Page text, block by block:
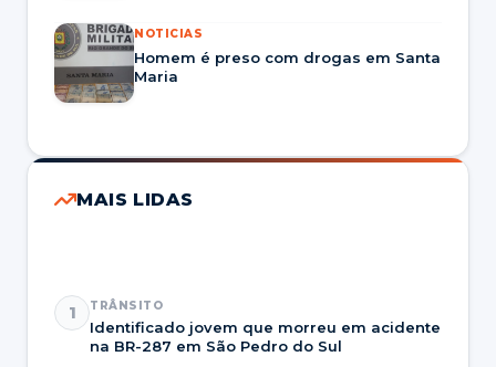
NOTICIAS
Homem é preso com drogas em Santa
Maria
MAIS LIDAS
1 TRÂNSITO
Identificado jovem que morreu em acidente
na BR-287 em São Pedro do Sul